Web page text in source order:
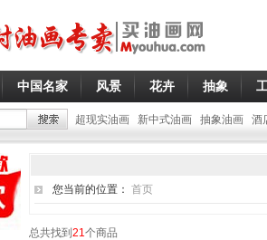
中国名家 风景 花卉 抽象
超现实油画 新中式油画 抽象油画 酒
您当前的位置： 首页
总共找到 21个商品